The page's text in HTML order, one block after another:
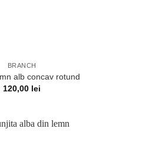
BRANCH
alb concav rotund
120,00 lei